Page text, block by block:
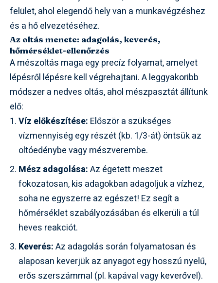
felület, ahol elegendő hely van a munkavégzéshez
és a hő elvezetéséhez.
Az oltás menete: adagolás, keverés,
hőmérséklet-ellenőrzés
A mészoltás maga egy precíz folyamat, amelyet
lépésről lépésre kell végrehajtani. A leggyakoribb
módszer a nedves oltás, ahol mészpasztát állítunk
elő:
Víz előkészítése: Először a szükséges
vízmennyiség egy részét (kb. 1/3-át) öntsük az
oltóedénybe vagy mészverembe.
Mész adagolása:Az égetett meszet
fokozatosan, kis adagokban adagoljuk a vízhez,
soha ne egyszerre az egészet! Ez segít a
hőmérséklet szabályozásában és elkerüli a túl
heves reakciót.
Keverés:Az adagolás során folyamatosan és
alaposan keverjük az anyagot egy hosszú nyelű,
erős szerszámmal (pl. kapával vagy keverővel).